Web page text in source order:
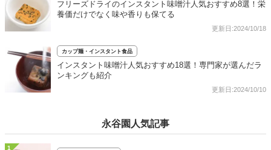
フリーズドライのインスタント味噌汁人気おすすめ8選！栄
養価だけでなく味や香りも保てる
更新日:2024/10/18
カップ麺・インスタント食品
インスタント味噌汁人気おすすめ18選！専門家が選んだラ
ンキングも紹介
更新日:2024/10/10
永谷園人気記事
1